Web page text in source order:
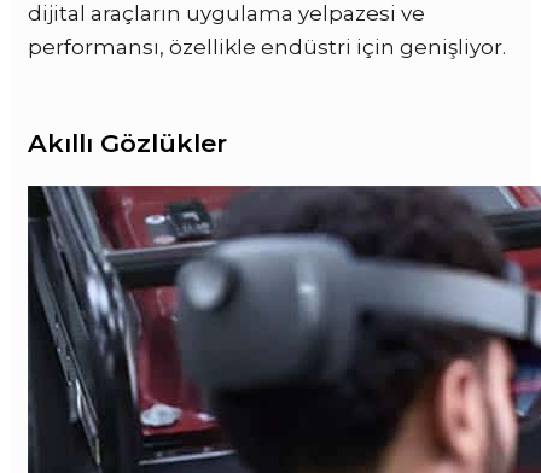
dijital araçların uygulama yelpazesi ve
performansı, özellikle endüstri için genişliyor.
Akıllı Gözlükler